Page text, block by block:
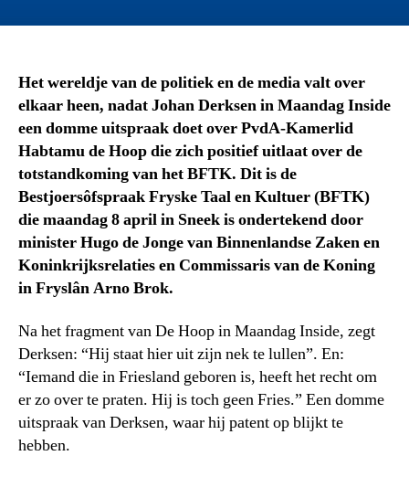
Het wereldje van de politiek en de media valt over
elkaar heen, nadat Johan Derksen in Maandag Inside
een domme uitspraak doet over PvdA-Kamerlid
Habtamu de Hoop die zich positief uitlaat over de
totstandkoming van het BFTK. Dit is de
Bestjoersôfspraak Fryske Taal en Kultuer (BFTK)
die maandag 8 april in Sneek is ondertekend door
minister Hugo de Jonge van Binnenlandse Zaken en
Koninkrijksrelaties en Commissaris van de Koning
in Fryslân Arno Brok.
Na het fragment van De Hoop in Maandag Inside, zegt
Derksen: “Hij staat hier uit zijn nek te lullen”. En:
“Iemand die in Friesland geboren is, heeft het recht om
er zo over te praten. Hij is toch geen Fries.” Een domme
uitspraak van Derksen, waar hij patent op blijkt te
hebben.